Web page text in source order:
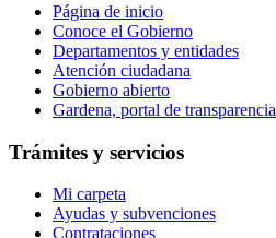
Página de inicio
Conoce el Gobierno
Departamentos y entidades
Atención ciudadana
Gobierno abierto
Gardena, portal de transparencia
Trámites y servicios
Mi carpeta
Ayudas y subvenciones
Contrataciones